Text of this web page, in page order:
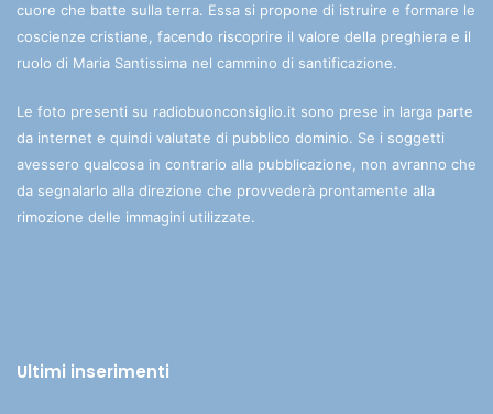
cuore che batte sulla terra. Essa si propone di istruire e formare le
coscienze cristiane, facendo riscoprire il valore della preghiera e il
ruolo di Maria Santissima nel cammino di santificazione.
Le foto presenti su radiobuonconsiglio.it sono prese in larga parte
da internet e quindi valutate di pubblico dominio. Se i soggetti
avessero qualcosa in contrario alla pubblicazione, non avranno che
da segnalarlo alla direzione che provvederà prontamente alla
rimozione delle immagini utilizzate.
Ultimi inserimenti